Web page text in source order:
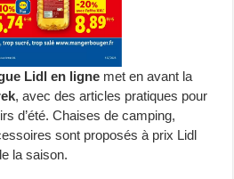
Lidl en ligne met en avant la
, avec des articles pratiques pour
d’été. Chaises de camping,
sont proposés à prix Lidl
la saison.